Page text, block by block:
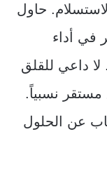
حاول
في أداء
لا داعي للقلق
نسبياً.
عن الحلول